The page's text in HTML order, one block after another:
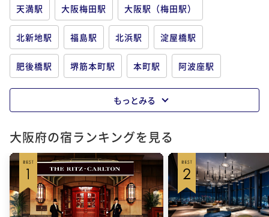
天満駅 大阪梅田駅 大阪駅（梅田駅）
北新地駅 福島駅 北浜駅 淀屋橋駅
肥後橋駅 堺筋本町駅 本町駅 阿波座駅
弁天町駅
心斎橋駅 難波駅 大阪難波駅 大国町駅
新今宮駅 鶴橋駅 天王寺駅 堺駅 堺東駅
もっとみる
大阪府の宿ランキングを見る